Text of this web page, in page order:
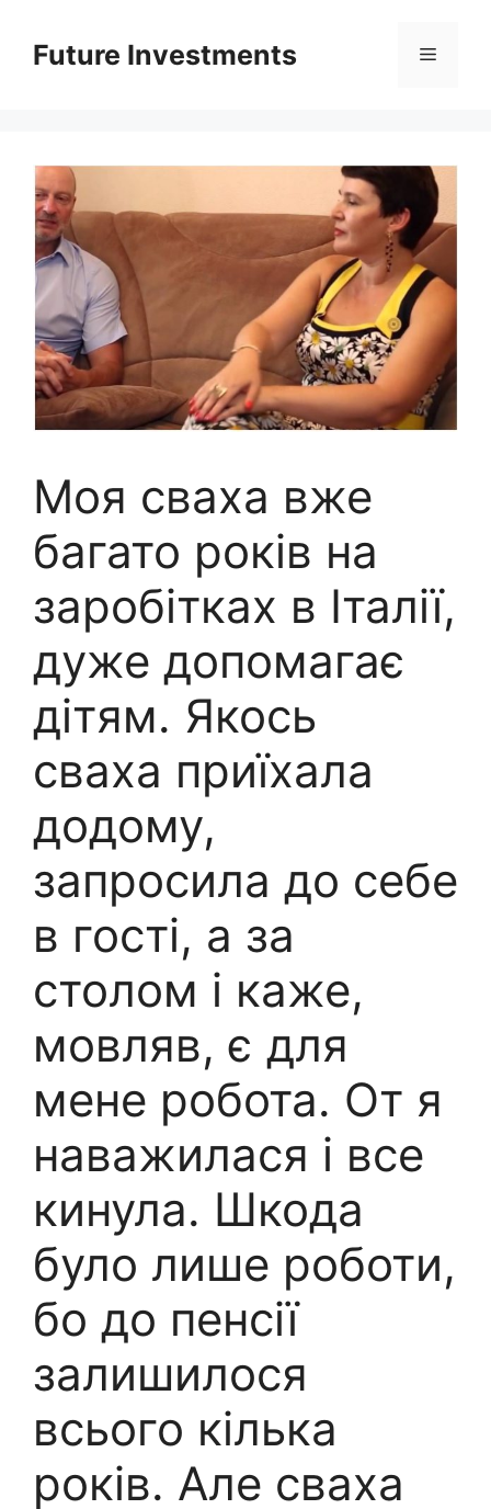
вмістуFuture Investments Меню
Моя сваха вже
багато років на
заробітках в Італії,
дуже допомагає
дітям. Якось
сваха приїхала
додому,
запросила до себе
в гості, а за
столом і каже,
мовляв, є для
мене робота. От я
наважилася і все
кинула. Шкода
було лише роботи,
бо до пенсії
залишилося
всього кілька
років. Але сваха